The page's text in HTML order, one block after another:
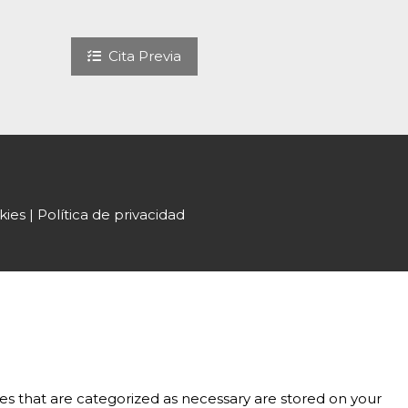
Cita Previa
| Política de privacidad
that are categorized as necessary are stored on your